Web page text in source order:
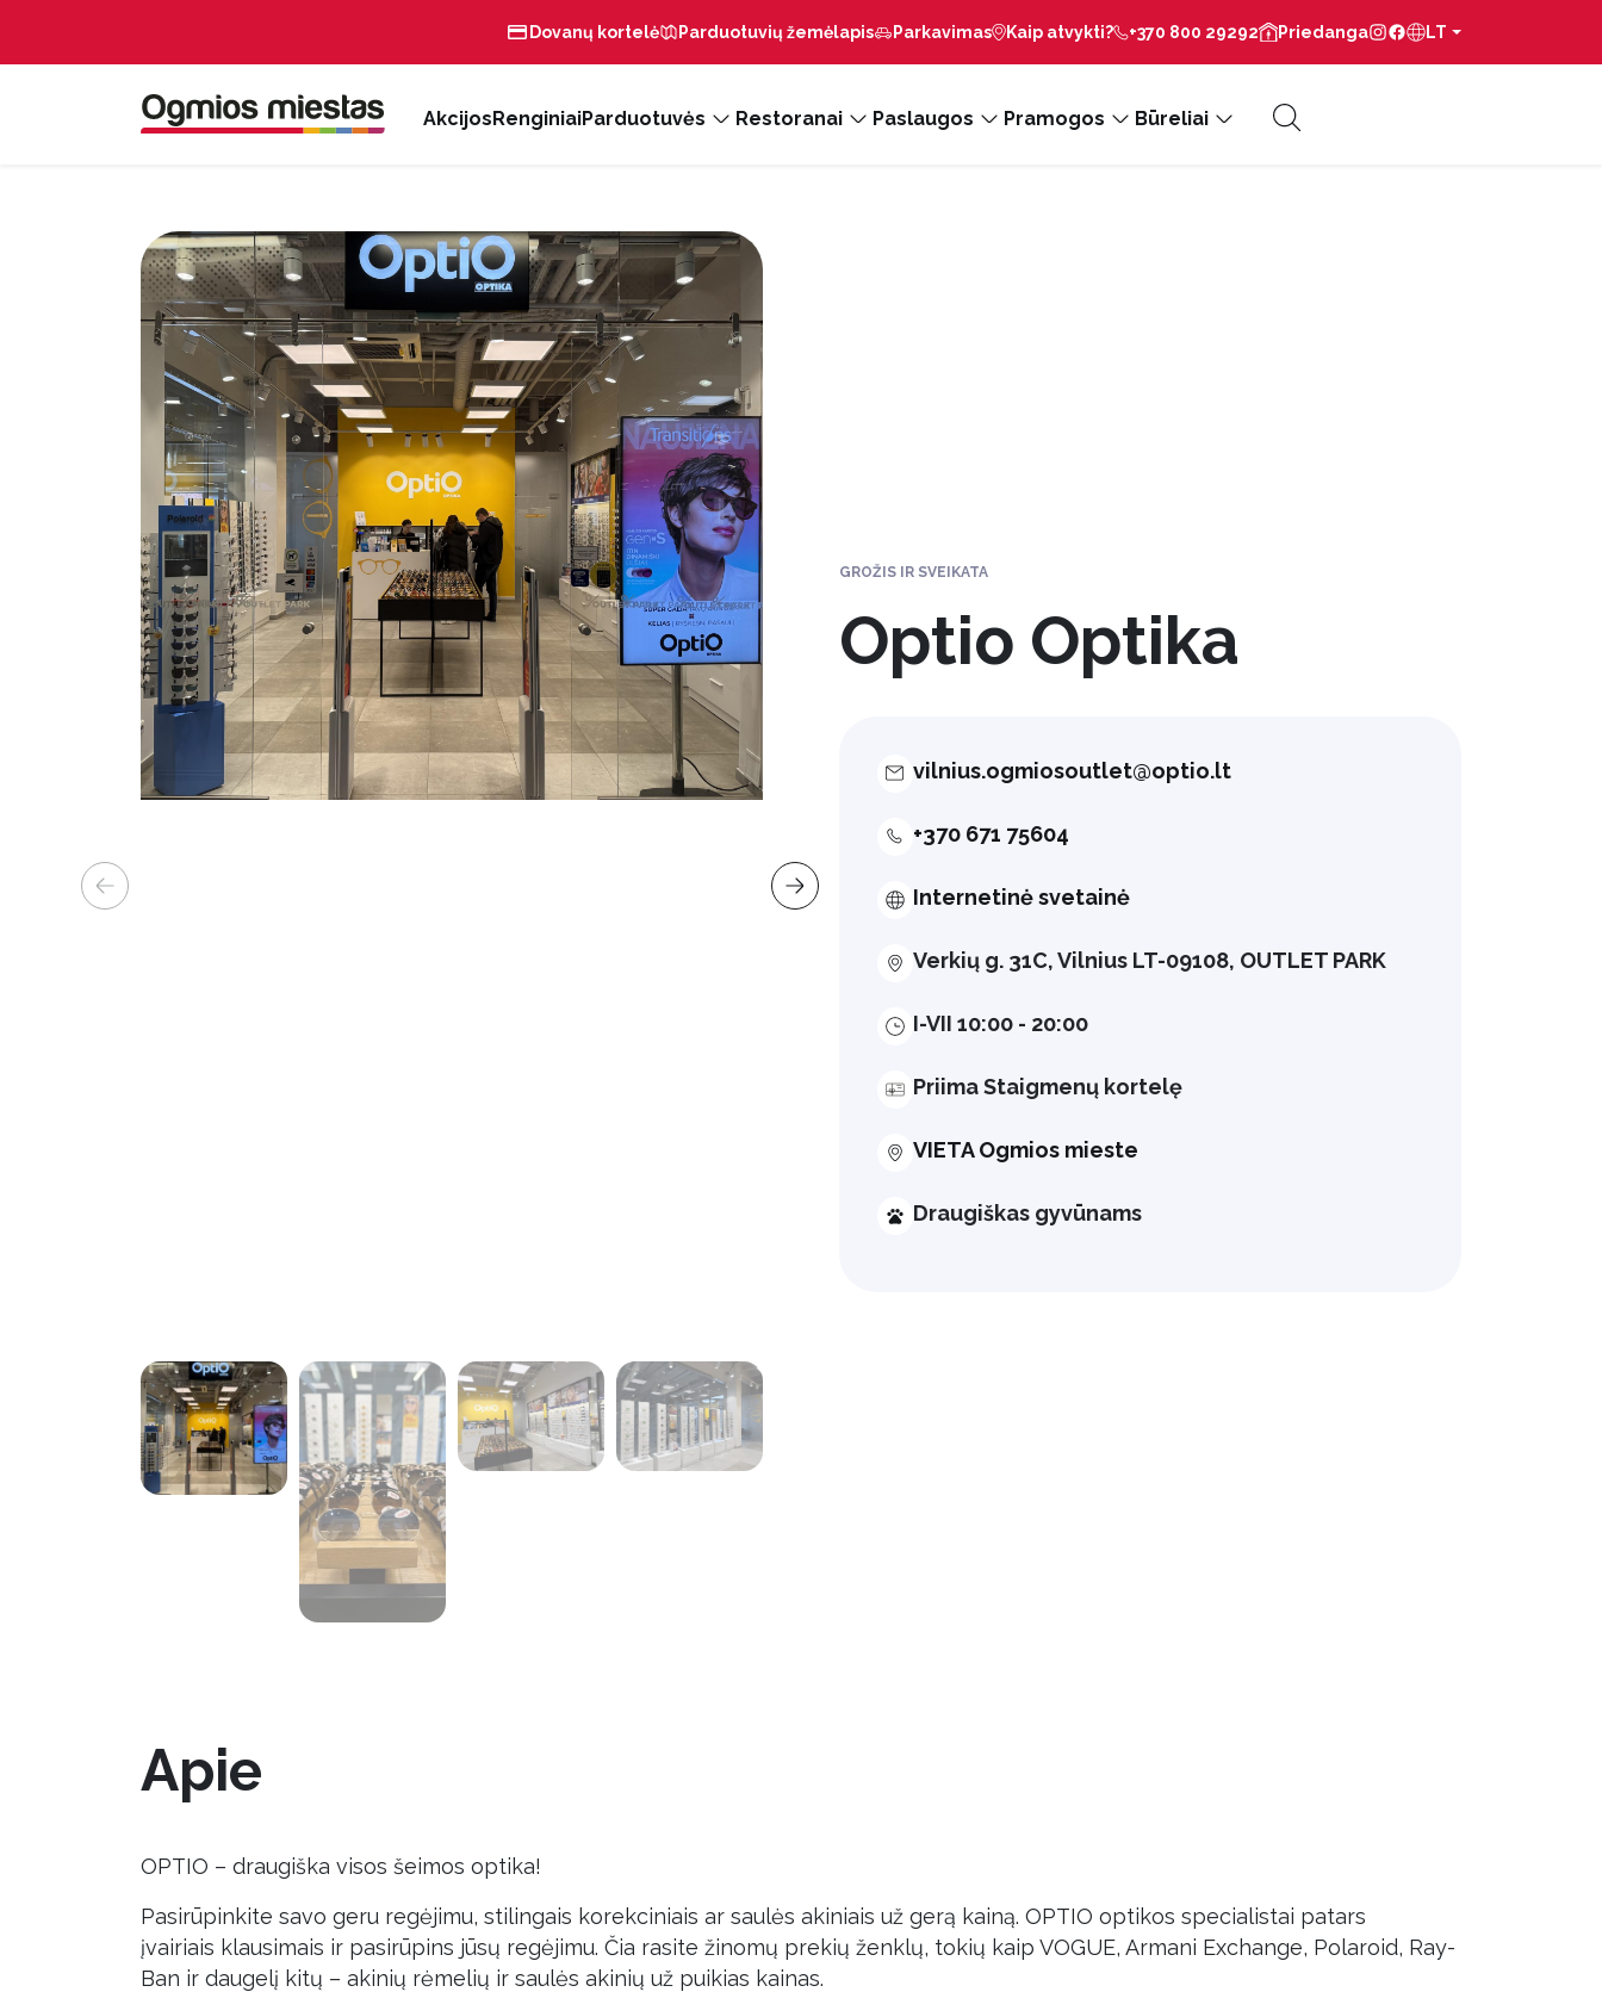
Dovanų kortelė Parduotuvių žemėlapis Parkavimas Kaip atvykti? +370 800 29292 Priedanga LT
AkcijosRenginiaiParduotuvės Restoranai Paslaugos Pramogos Būreliai
GROŽIS IR SVEIKATA
Optio Optika
vilnius.ogmiosoutlet@optio.lt
+370 671 75604
Internetinė svetainė
Verkių g. 31C, Vilnius LT-09108, OUTLET PARK
I-VII 10:00 - 20:00
Priima Staigmenų kortelę
VIETA Ogmios mieste
Draugiškas gyvūnams
Apie
OPTIO – draugiška visos šeimos optika!
Pasirūpinkite savo geru regėjimu, stilingais korekciniais ar saulės akiniais už gerą kainą. OPTIO optikos specialistai patars
įvairiais klausimais ir pasirūpins jūsų regėjimu. Čia rasite žinomų prekių ženklų, tokių kaip VOGUE, Armani Exchange, Polaroid, Ray-
Ban ir daugelį kitų – akinių rėmelių ir saulės akinių už puikias kainas.